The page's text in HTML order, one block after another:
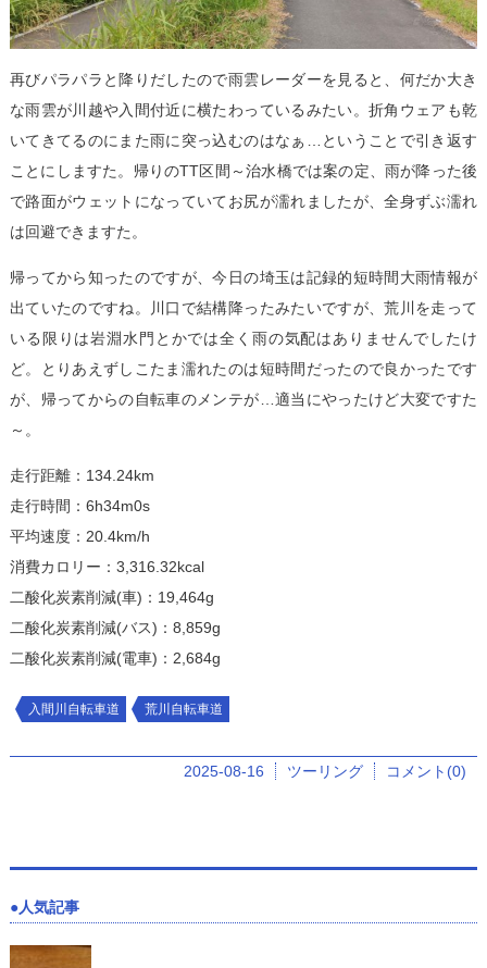
再びパラパラと降りだしたので雨雲レーダーを見ると、何だか大き
な雨雲が川越や入間付近に横たわっているみたい。折角ウェアも乾
いてきてるのにまた雨に突っ込むのはなぁ…ということで引き返す
ことにしますた。帰りのTT区間～治水橋では案の定、雨が降った後
で路面がウェットになっていてお尻が濡れましたが、全身ずぶ濡れ
は回避できますた。
帰ってから知ったのですが、今日の埼玉は記録的短時間大雨情報が
出ていたのですね。川口で結構降ったみたいですが、荒川を走って
いる限りは岩淵水門とかでは全く雨の気配はありませんでしたけ
ど。とりあえずしこたま濡れたのは短時間だったので良かったです
が、帰ってからの自転車のメンテが…適当にやったけど大変ですた
～。
走行距離：134.24km
走行時間：6h34m0s
平均速度：20.4km/h
消費カロリー：3,316.32kcal
二酸化炭素削減(車)：19,464g
二酸化炭素削減(バス)：8,859g
二酸化炭素削減(電車)：2,684g
入間川自転車道 荒川自転車道
2025-08-16 ツーリング コメント(0)
人気記事